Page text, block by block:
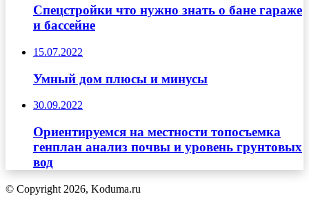
Спецстройки что нужно знать о бане гараже
и бассейне
15.07.2022
Умный дом плюсы и минусы
30.09.2022
Ориентируемся на местности топосъемка
генплан анализ почвы и уровень грунтовых
вод
© Copyright 2026, Koduma.ru